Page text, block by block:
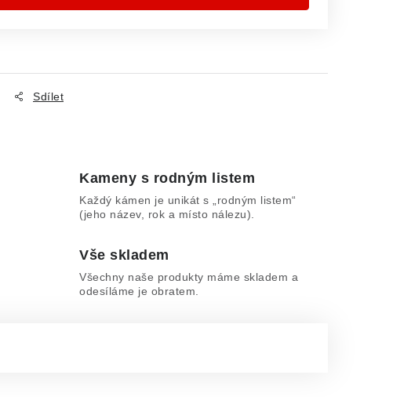
Sdílet
Kameny s rodným listem
Každý kámen je unikát s „rodným listem“
(jeho název, rok a místo nálezu).
Vše skladem
Všechny naše produkty máme skladem a
odesíláme je obratem.